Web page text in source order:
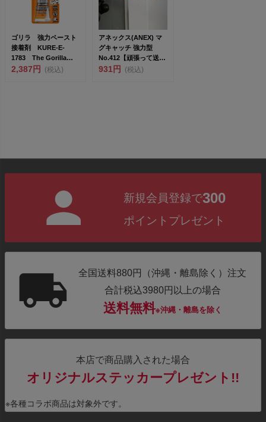
ゴリラ 強力ペースト
接着剤 KURE-E-
1783 The Gorilla
Glue...
2,387円 (税込)
アネックス(ANEX) マ
グキャッチ 強力型
No.412【頑張って送料
無料！】ネコ...
931円 (税込)
新規会員登録で300
ポイントプレゼント
全国送料880円（沖縄・離島除く）注文
合計税込3980円以上の場合
送料無料※沖縄・離島を除く
本店で商品購入された場合
オリジナルステッカープレゼント!!
※各種コラボ商品は対象外です。